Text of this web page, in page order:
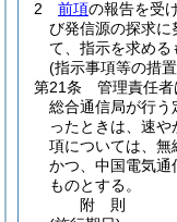
2
前項の報告を受
び発信源の探求に
て、指示を求める
(指示事項等の措
第21条
管理責任
総合通信局が行う
ったときは、速
項については、無
かつ、中国電気通
ものとする。
附 則